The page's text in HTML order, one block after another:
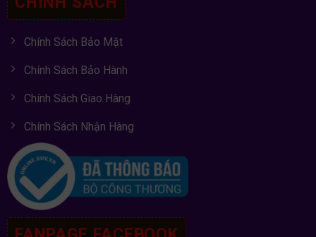
Chính Sách Bảo Mật
Chính Sách Bảo Hành
Chính Sách Giao Hàng
Chính Sách Nhận Hàng